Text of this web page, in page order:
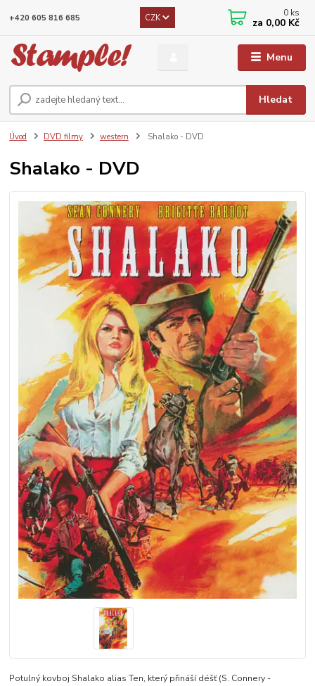
Menu
CZK
Hledat
+420 605 816 685 0 ks
za 0,00 Kč
Úvod DVD filmy western Shalako - DVD
Shalako - DVD
Potulný kovboj Shalako alias Ten, který přináší déšť (S. Connery -